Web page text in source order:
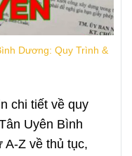
Dương: Quy Trình &
chi tiết về quy
Uyên Bình
Z về thủ tục,